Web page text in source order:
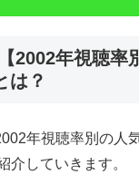
2002年視聴率
は？
年視聴率別の人
介していきます。